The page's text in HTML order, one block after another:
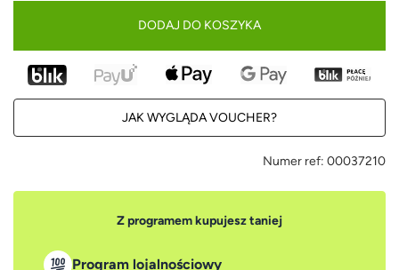
DODAJ DO KOSZYKA
JAK WYGLĄDA VOUCHER?
Numer ref: 00037210
Z programem kupujesz taniej
Program lojalnościowy